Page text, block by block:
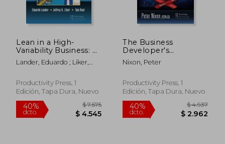
Lean in a High-
Variability Business: A
Graphic Novel about
Lean and People at
Order (en Inglés)
Lander, Eduardo ; Liker,
Productivity Press, 1
Edición, Tapa Dura, Nuevo
The Business
Developer's
Playbook:
Relationship Selling
DNA of Dialogue
Selling (en Inglés)
Nixon, Peter
Productivity Press, 1
Edición, Tapa Dura, Nuevo